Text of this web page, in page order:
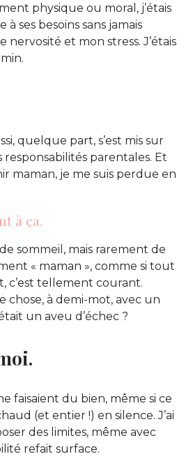
physique ou moral, j’étais
ses besoins sans jamais
et mon stress. J’étais
quelque part, s’est mis sur
responsabilités parentales. Et
maman, je me suis perdue en
à ça.
sommeil, mais rarement de
« maman », comme si tout
c’est tellement courant.
chose, à demi-mot, avec un
un aveu d’échec ?
faisaient du bien, même si ce
(et entier !) en silence. J’ai
des limites, même avec
refait surface.